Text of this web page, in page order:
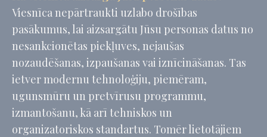
Viesnīca nepārtraukti uzlabo drošības
pasākumus, lai aizsargātu Jūsu personas datus no
nesankcionētas piekļuves, nejaušas
nozaudēšanas, izpaušanas vai iznīcināšanas. Tas
ietver modernu tehnoloģiju, piemēram,
ugunsmūru un pretvīrusu programmu,
izmantošanu, kā arī tehniskos un
organizatoriskos standartus. Tomēr lietotājiem